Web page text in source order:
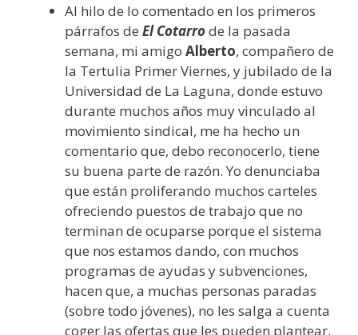
Al hilo de lo comentado en los primeros
párrafos de El Cotarrode la pasada
semana, mi amigo Alberto, compañero de
la Tertulia Primer Viernes, y jubilado de la
Universidad de La Laguna, donde estuvo
durante muchos años muy vinculado al
movimiento sindical, me ha hecho un
comentario que, debo reconocerlo, tiene
su buena parte de razón. Yo denunciaba
que están proliferando muchos carteles
ofreciendo puestos de trabajo que no
terminan de ocuparse porque el sistema
que nos estamos dando, con muchos
programas de ayudas y subvenciones,
hacen que, a muchas personas paradas
(sobre todo jóvenes), no les salga a cuenta
coger las ofertas que les pueden plantear,